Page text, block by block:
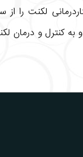
لکنت را از
کنترل و درمان